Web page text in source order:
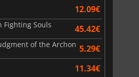
12.09€
Fighting Souls 45.42€
of the Archon 5.29€
11.34€